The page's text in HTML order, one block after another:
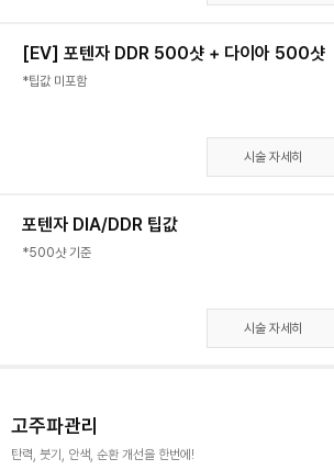
[EV] 포텐자 DDR 500샷 + 다이아 500샷
*팁값 미포함
시술 자세히
포텐자 DIA/DDR 팁값
*500샷 기준
시술 자세히
고주파관리
탄력, 붓기, 안색, 순환 개선을 한번에!